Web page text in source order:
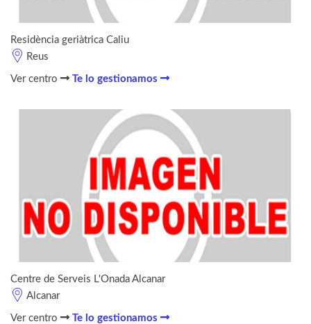
Residència geriàtrica Caliu
Reus
Ver centro Te lo gestionamos
Centre de Serveis L'Onada Alcanar
Alcanar
Ver centro Te lo gestionamos